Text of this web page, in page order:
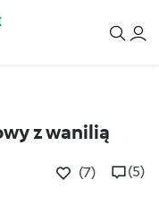
z wanilią
(7) (5)